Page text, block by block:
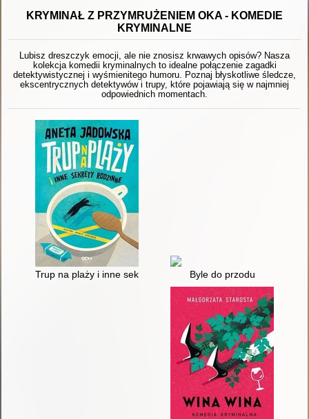
KRYMINAŁ Z PRZYMRUŻENIEM OKA - KOMEDIE
KRYMINALNE
Lubisz dreszczyk emocji, ale nie znosisz krwawych opisów? Nasza
kolekcja komedii kryminalnych to idealne połączenie zagadki
detektywistycznej i wyśmienitego humoru. Poznaj błyskotliwe śledcze,
ekscentrycznych detektywów i trupy, które pojawiają się w najmniej
odpowiednich momentach.
Trup na plaży i inne sekrety rodzinneByle do przodu